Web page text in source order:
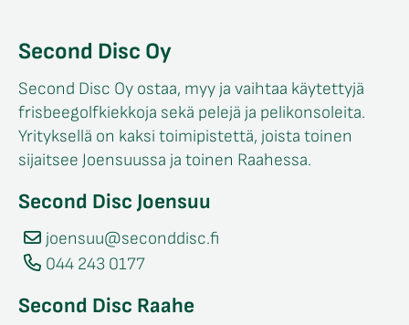
Second Disc Oy
Second Disc Oy ostaa, myy ja vaihtaa käytettyjä
frisbeegolfkiekkoja sekä pelejä ja pelikonsoleita.
Yrityksellä on kaksi toimipistettä, joista toinen
sijaitsee Joensuussa ja toinen Raahessa.
Second Disc Joensuu
joensuu@seconddisc.fi
044 243 0177
Second Disc Raahe